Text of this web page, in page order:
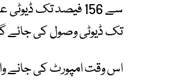
تک ڈیوٹی وصول کی جائے
اس وقت امپورٹ کی جانے